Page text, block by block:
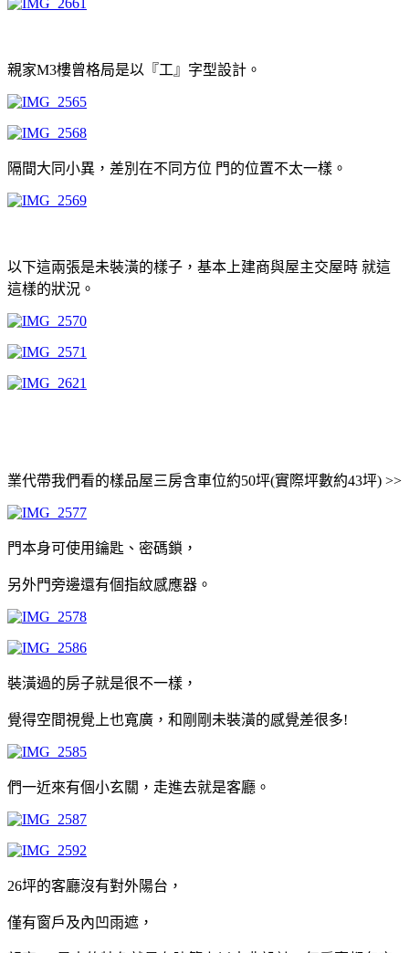
親家M3樓曾格局是以『工』字型設計。
隔間大同小異，差別在不同方位 門的位置不太一樣。
以下這兩張是未裝潢的樣子，基本上建商與屋主交屋時 就這
這樣的狀況。
業代帶我們看的樣品屋三房含車位約50坪(實際坪數約43坪) >>
門本身可使用鑰匙、密碼鎖，
另外門旁邊還有個指紋感應器。
裝潢過的房子就是很不一樣，
覺得空間視覺上也寬廣，和剛剛未裝潢的感覺差很多!
們一近來有個小玄關，走進去就是客廳。
26坪的客廳沒有對外陽台，
僅有窗戶及內凹雨遮，